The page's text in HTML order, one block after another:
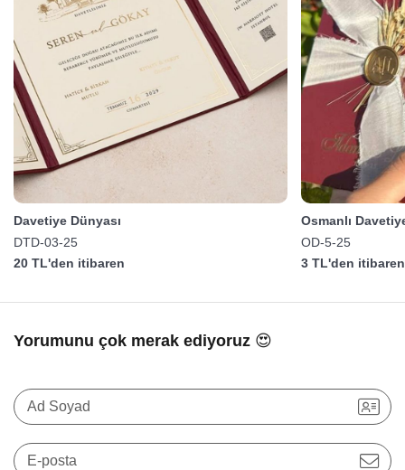
Davetiye Dünyası
DTD-03-25
20 TL'den itibaren
Osmanlı
OD-5-25
3 TL'den itibaren
Yorumunu çok merak ediyoruz 😍
Ad Soyad
E-posta